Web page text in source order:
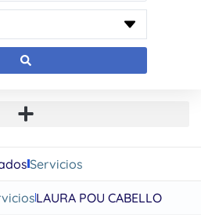
Servicios
LAURA POU CABELLO